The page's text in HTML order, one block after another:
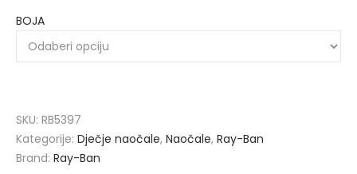
BOJA
SKU: RB5397
Kategorije: Dječje naočale, Naočale, Ray-Ban
Brand: Ray-Ban